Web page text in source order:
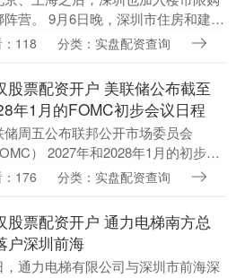
阵营。 9月6日晚，深圳市住房和建设
国人民银行深圳市分行发布《关于
（简称《....
118 分类：实盘配资查询
股票配资开户 美联储公布截至
年1月的FOMC初步会议日程
储周五公布联邦公开市场委员会
） 2027年和2028年1月的初步会
武汉股票配资开户。 美联储沿用每
176 分类：实盘配资查询
股票配资开户 通力电梯南方总
户深圳前海
，通力电梯有限公司与深圳市前海深